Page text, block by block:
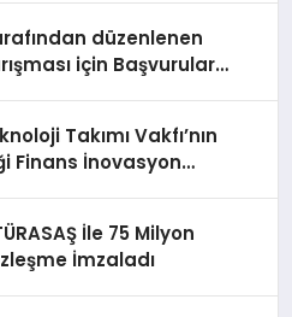
düzenlenen
için Başvurular
Takımı Vakfı’nın
Finans İnovasyon
İle 75 Milyon
İmzaladı